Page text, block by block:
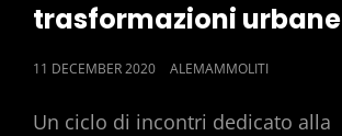
trasformazioni urbane
POSTED
11 DECEMBER 2020 ALEMAMMOLITI
Un ciclo di incontri dedicato alla